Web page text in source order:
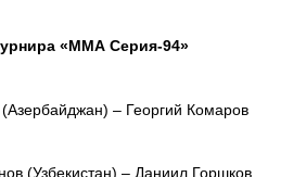
«ММА Серия-94»
– Георгий Комаров
(Узбекистан) – Даниил Горшков